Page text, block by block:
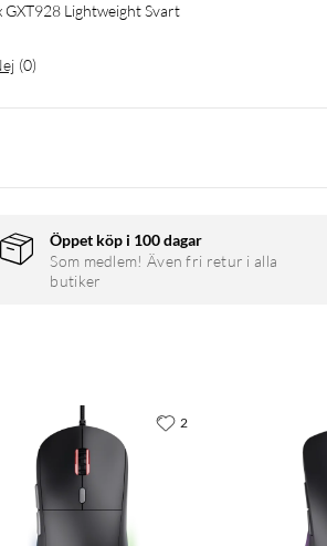
GXT928 Lightweight Svart
(0)
Öppet köp i 100 dagar
Som medlem! Även fri retur i alla
butiker
2